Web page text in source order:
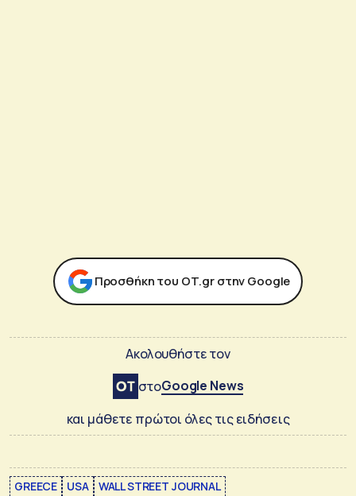
Προσθήκη του ΟΤ.gr στην Google
Ακολουθήστε τον
στοGoogle News
και μάθετε πρώτοι όλες τις ειδήσεις
GREECE USA WALL STREET JOURNAL